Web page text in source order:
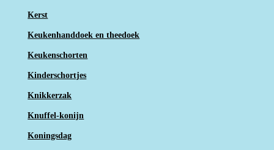
Kerst
Keukenhanddoek en theedoek
Keukenschorten
Kinderschortjes
Knikkerzak
Knuffel-konijn
Koningsdag